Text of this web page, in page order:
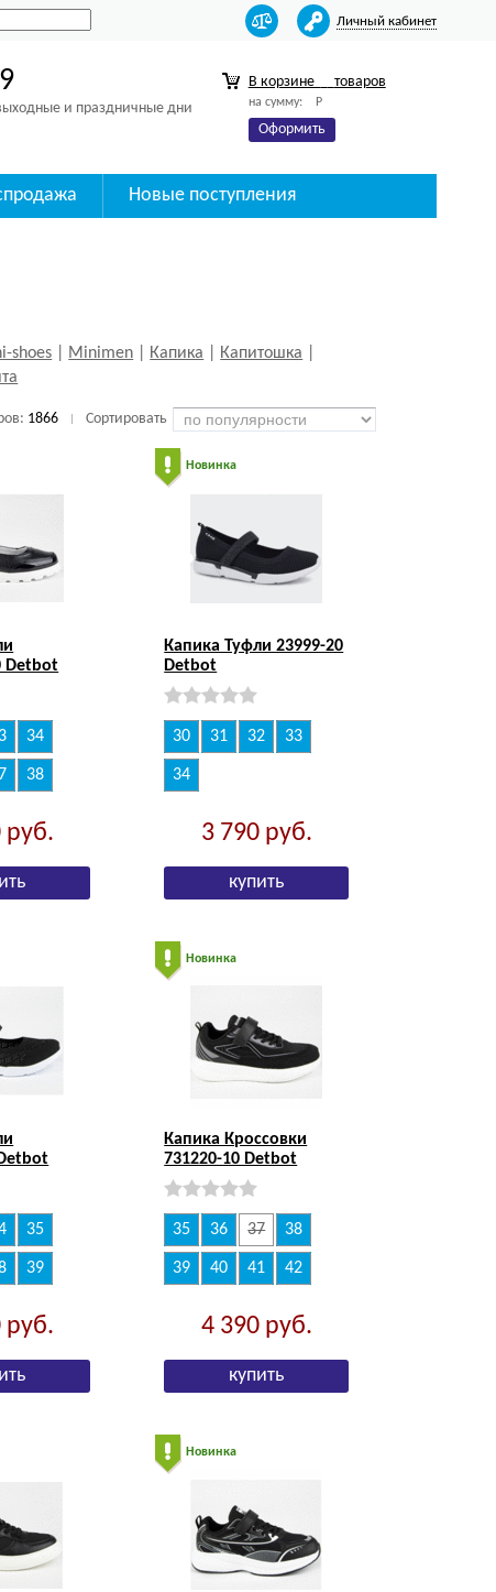
Личный кабинет
и праздничные дни
В корзине товаров
на сумму: Р
Оформить
Новые поступления
shoes Minimen Капика Капитошка
1866 Сортировать
Detbot
34
38
руб.
Новинка
Капика Туфли 23999-20
Detbot
30 31 32 33
34
3 790 руб.
35
39
руб.
Новинка
Капика Кроссовки
731220-10 Detbot
35 36 37 38
39 40 41 42
4 390 руб.
Новинка